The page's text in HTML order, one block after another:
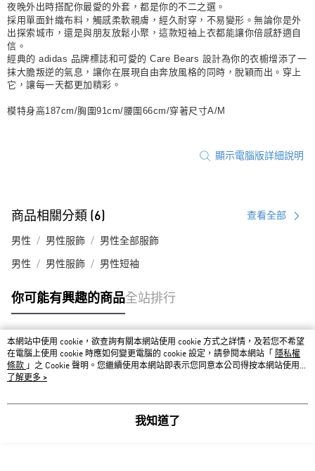
夜晚外出時搭配你最愛的外套，都是你的不二之選。
採用單面針織布料，觸感柔軟親膚，經久耐穿，不易變形。無論你是外
出探索城市，還是與朋友放鬆小聚，這款短袖上衣都能讓你倍感舒適自
信。
經典的 adidas 品牌標誌和可愛的 Care Bears 設計為你的衣櫥增添了一
抹大膽叛逆的氣息，讓你在展現自由奔放風格的同時，脫穎而出。穿上
它，讓每一天都更加精彩。
模特身高187cm/胸圍91cm/腰圍66cm/穿著尺寸A/M
顯示電腦版詳細說明
商品相關分類 (6) 查看全部
男性 男性服飾 男性全部服飾
男性 男性服飾 男性短袖
你可能有興趣的商品全站排行
熱門標籤
本網站中使用 cookie，欲查詢有關本網站使用 cookie 方式之詳情，及若您不希望
在電腦上使用 cookie 時應如何變更電腦的 cookie 設定，請參閱本網站「
隱私權
條款 」之 Cookie 聲明。您繼續使用本網站即表示您同意本公司得按本網站使用條
款之 Cookie 聲明使用 cookie。
了解更多 >
我知道了